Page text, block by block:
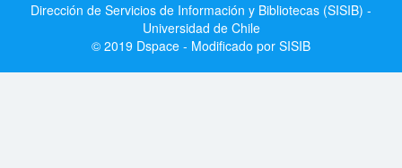
Dirección de Servicios de Información y Bibliotecas (SISIB) -
Universidad de Chile
© 2019 Dspace - Modificado por SISIB